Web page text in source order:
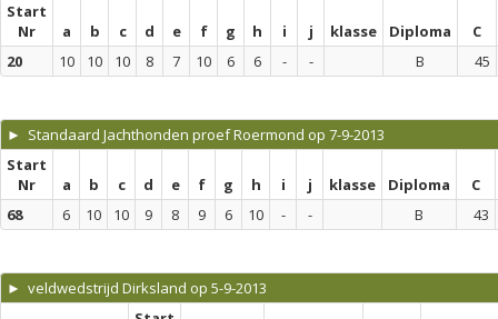
Start
Nr
a b c d e f g h i j klasse Diploma
C
20
10 10 10 8 7 10 6 6 - - B 45
► Standaard Jachthonden proef Roermond op 7-9-2013
Start
Nr
a b c d e f g h i j klasse Diploma
C
68
6 10 10 9 8 9 6 10 - - B 43
► veldwedstrijd Dirksland op 5-9-2013